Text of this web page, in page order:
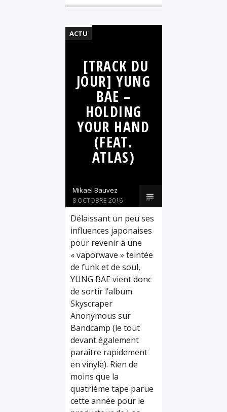
ACTU
MUSIQUE
SÉLECTIONS
SOUL
VAPORWAVE
[TRACK DU
JOUR] YUNG
BAE –
HOLDING
YOUR HAND
(FEAT.
ATLAS)
Mikael Bauvez
8 OCTOBRE 2016
Délaissant un peu ses
influences japonaises
pour revenir à une
« vaporwave » teintée
de funk et de soul,
YUNG BAE vient donc
de sortir l’album
Skyscraper
Anonymous sur
Bandcamp (le tout
devant également
paraître rapidement
en vinyle). Rien de
moins que la
quatrième tape parue
cette année pour le